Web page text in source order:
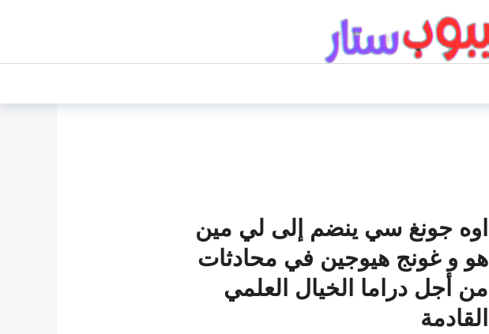
اوه جونغ سي ينضم إلى لي مين
هو و غونج هيوجين في محادثات
من أجل دراما الخيال العلمي
القادمة